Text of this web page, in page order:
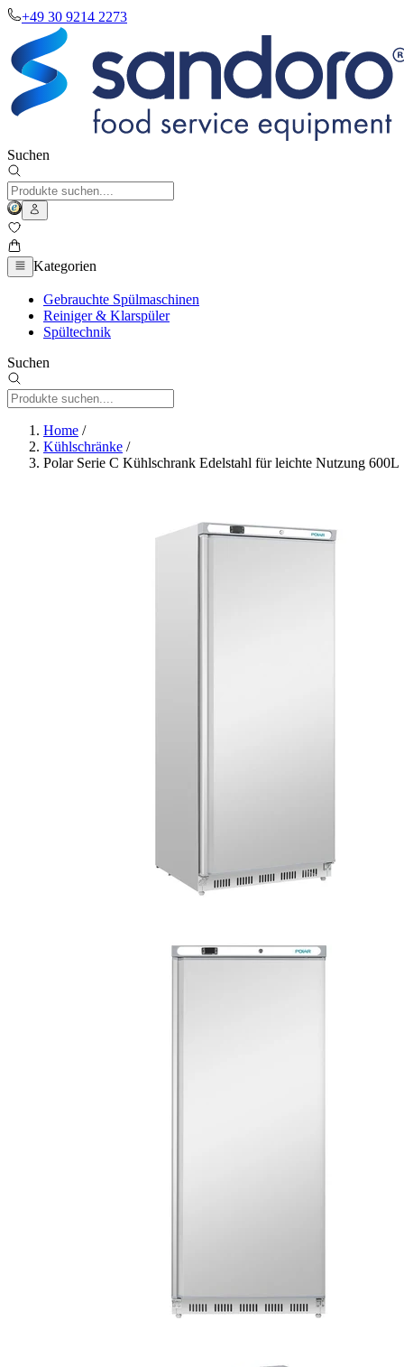
+49 30 9214 2273
Suchen
Kategorien
Gebrauchte Spülmaschinen
Reiniger & Klarspüler
Spültechnik
Suchen
Home /
Kühlschränke /
Polar Serie C Kühlschrank Edelstahl für leichte Nutzung 600L